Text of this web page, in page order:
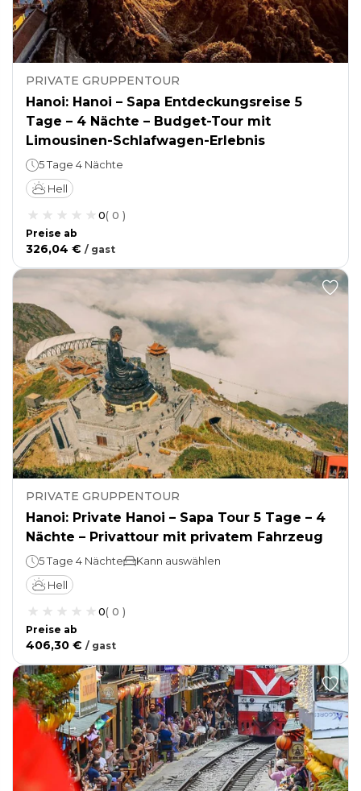
PRIVATE GRUPPENTOUR
Hanoi: Hanoi – Sapa Entdeckungsreise 5
Tage – 4 Nächte – Budget-Tour mit
Limousinen-Schlafwagen-Erlebnis
5 Tage 4 Nächte
Hell
0( 0 )
Preise ab
326,04 € / gast
PRIVATE GRUPPENTOUR
Hanoi: Private Hanoi – Sapa Tour 5 Tage – 4
Nächte – Privattour mit privatem Fahrzeug
5 Tage 4 Nächte
Kann auswählen
Hell
0( 0 )
Preise ab
406,30 € / gast